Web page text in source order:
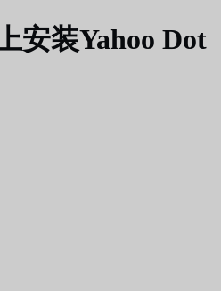
安装Yahoo Dot